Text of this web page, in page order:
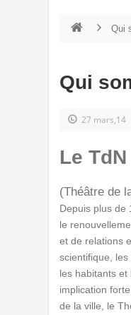
Qui
Qui
27 mars,14
Le TdN
(Théâtre de
Depuis plus de
le
et de relations
scientifique, les
les habitants et
implication
de la ville, le